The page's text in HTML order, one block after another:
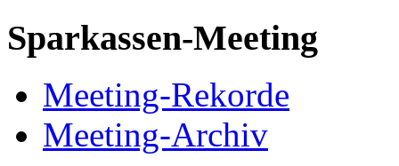
Sparkassen-Meeting
Meeting-Rekorde
Meeting-Archiv